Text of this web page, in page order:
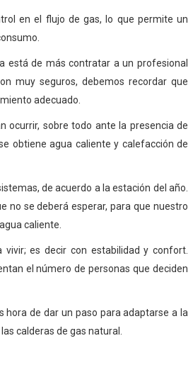
en el flujo de gas, lo que permite un
está de más contratar a un profesional
muy seguros, debemos recordar que
adecuado.
ocurrir, sobre todo ante la presencia de
obtiene agua caliente y calefacción de
de acuerdo a la estación del año.
no se deberá esperar, para que nuestro
caliente.
es decir con estabilidad y confort.
el número de personas que deciden
hora de dar un paso para adaptarse a la
calderas de gas natural.